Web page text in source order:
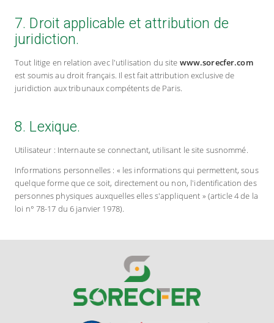
7. Droit applicable et attribution de
juridiction.
Tout litige en relation avec l'utilisation du site www.sorecfer.com
est soumis au droit français. Il est fait attribution exclusive de
juridiction aux tribunaux compétents de Paris.
8. Lexique.
Utilisateur : Internaute se connectant, utilisant le site susnommé.
Informations personnelles : « les informations qui permettent, sous
quelque forme que ce soit, directement ou non, l'identification des
personnes physiques auxquelles elles s'appliquent » (article 4 de la
loi n° 78-17 du 6 janvier 1978).